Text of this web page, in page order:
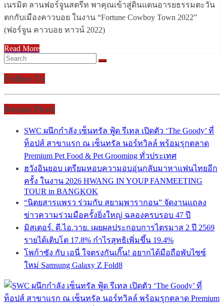
เนรมิต ลานฟอร์จูนสตรีท พาคุณเข้าสู่ดินแดนอารยธรรมตะวัน
ตกกับเมืองคาวบอย ในงาน “Fortune Cowboy Town 2022”
(ฟอร์จูน คาวบอย ทาวน์ 2022)
Read More
Follow Us
Recent Posts
SWC ผนึกกำลัง เซ็นทรัล ฟู้ด รีเทล เปิดตัว ‘The Goody’ ที่
ท็อปส์ สาขาแรก ณ เซ็นทรัล นอร์ทวิลล์ พร้อมรุกตลาด
Premium Pet Food & Pet Grooming ทั่วประเทศ
ฮวังอินยอบ เตรียมหอบความอบอุ่นกลับมาหาแฟนไทยอีก
ครั้ง ในงาน 2026 HWANG IN YOUP FANMEETING
TOUR in BANGKOK
“นิตยสารแพรว ร่วมกับ สยามพารากอน” จัดงานแถลง
ข่าวความร่วมมือครั้งยิ่งใหญ่ ฉลองครบรอบ 47 ปี
มิสเตอร์. ดี.ไอ.วาย. เผยผลประกอบการไตรมาส 2 ปี 2569
รายได้เติบโต 17.8% กำไรสุทธิเพิ่มขึ้น 19.4%
โพก้าซัง กับ เอนี่ ใจตรงกันเกิ๊น! อยากได้มือถือพับไซซ์
ใหม่ Samsung Galaxy Z Fold8